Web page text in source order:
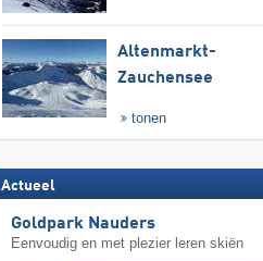
Altenmarkt-
Zauchensee
tonen
Actueel
Goldpark Nauders
Eenvoudig en met plezier leren skiën